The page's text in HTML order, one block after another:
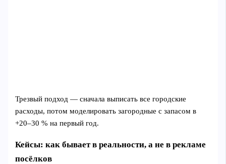
Трезвый подход — сначала выписать все городские
расходы, потом моделировать загородные с запасом в
+20–30 % на первый год.
Кейсы: как бывает в реальности, а не в рекламе
посёлков